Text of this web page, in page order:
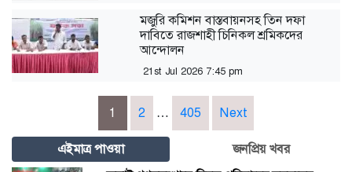
মজুরি কমিশন বাস্তবায়নসহ তিন দফা
দাবিতে রাজশাহী চিনিকল শ্রমিকদের
আন্দোলন
21st Jul 2026 7:45 pm
pagination
1 2 … 405 Next
এইমাত্র পাওয়া
জনপ্রিয় খবর